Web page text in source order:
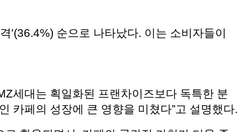
'(36.4%) 순으로 나타났다. 이는 소비자들이
세대는 획일화된 프랜차이즈보다 독특한 분
카페의 성장에 큰 영향을 미쳤다”고 설명했다.